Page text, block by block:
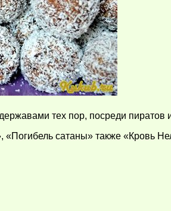
тех пор, посреди пиратов
сатаны» также «Кровь